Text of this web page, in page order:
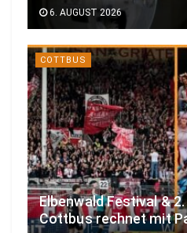
6. AUGUST 2026
COTTBUS
Elbenwald Festival &
Cottbus rechnet mit